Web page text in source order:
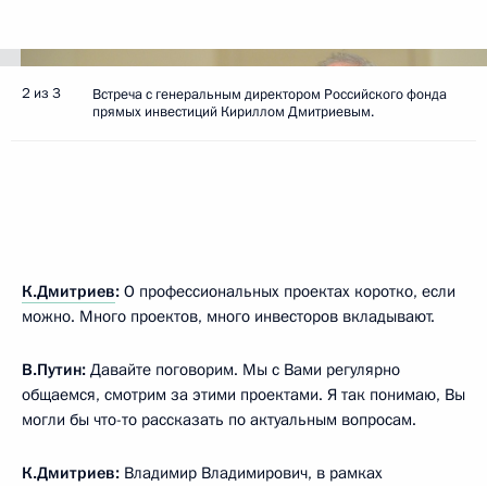
2 из 3
Встреча с генеральным директором Российского фонда
прямых инвестиций Кириллом Дмитриевым.
К.Дмитриев: О профессиональных проектах коротко, если
можно. Много проектов, много инвесторов вкладывают.
В.Путин: Давайте поговорим. Мы с Вами регулярно
общаемся, смотрим за этими проектами. Я так понимаю, Вы
могли бы что-то рассказать по актуальным вопросам.
К.Дмитриев: Владимир Владимирович, в рамках